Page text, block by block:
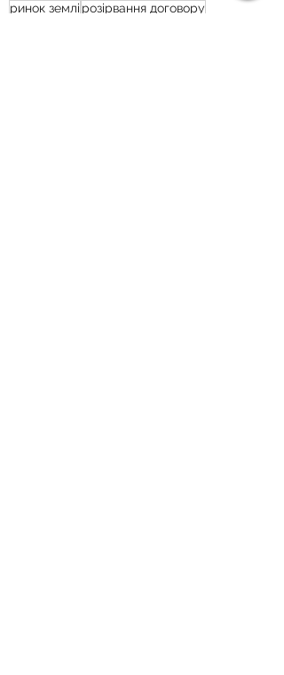
ринок землі розірвання договору